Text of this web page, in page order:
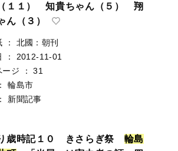
１１） 知貴ちゃん（５） 翔
ん（３）
：
北國：朝刊
：
2012-11-01
ージ
：
31
：
輪島市
： 新聞記事
歳時記１０ きさらぎ祭 輪島